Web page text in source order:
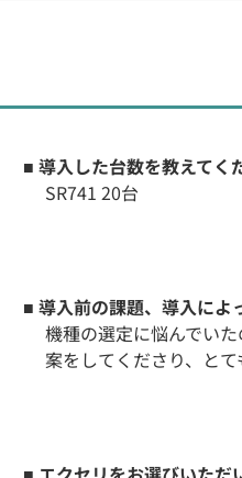
■ 導入した台数を教えてく
SR741 20台
■ 導入前の課題、導入によ
機種の選定に悩んでい
案をしてくださり、と